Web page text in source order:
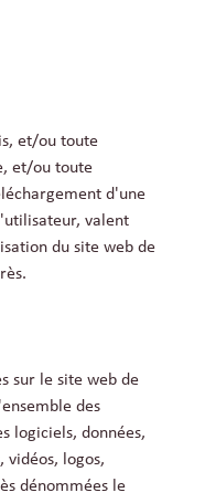
et/ou toute
et/ou toute
d'une
valent
du site web de
sur le site web de
des
logiciels, données,
vidéos, logos,
dénommées le